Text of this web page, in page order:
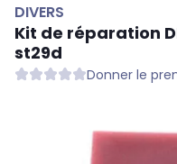
DIVERS
Kit de réparation
st29d
Donner le